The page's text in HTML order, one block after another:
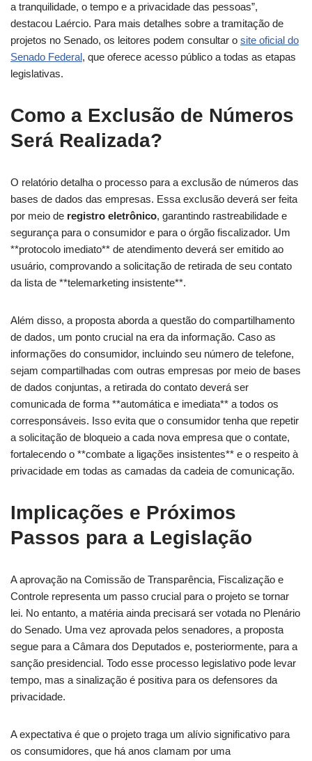
a tranquilidade, o tempo e a privacidade das pessoas”,
destacou Laércio. Para mais detalhes sobre a tramitação de
projetos no Senado, os leitores podem consultar o site oficial do
Senado Federal, que oferece acesso público a todas as etapas
legislativas.
Como a Exclusão de Números
Será Realizada?
O relatório detalha o processo para a exclusão de números das
bases de dados das empresas. Essa exclusão deverá ser feita
por meio de registro eletrônico, garantindo rastreabilidade e
segurança para o consumidor e para o órgão fiscalizador. Um
**protocolo imediato** de atendimento deverá ser emitido ao
usuário, comprovando a solicitação de retirada de seu contato
da lista de **telemarketing insistente**.
Além disso, a proposta aborda a questão do compartilhamento
de dados, um ponto crucial na era da informação. Caso as
informações do consumidor, incluindo seu número de telefone,
sejam compartilhadas com outras empresas por meio de bases
de dados conjuntas, a retirada do contato deverá ser
comunicada de forma **automática e imediata** a todos os
corresponsáveis. Isso evita que o consumidor tenha que repetir
a solicitação de bloqueio a cada nova empresa que o contate,
fortalecendo o **combate a ligações insistentes** e o respeito à
privacidade em todas as camadas da cadeia de comunicação.
Implicações e Próximos
Passos para a Legislação
A aprovação na Comissão de Transparência, Fiscalização e
Controle representa um passo crucial para o projeto se tornar
lei. No entanto, a matéria ainda precisará ser votada no Plenário
do Senado. Uma vez aprovada pelos senadores, a proposta
segue para a Câmara dos Deputados e, posteriormente, para a
sanção presidencial. Todo esse processo legislativo pode levar
tempo, mas a sinalização é positiva para os defensores da
privacidade.
A expectativa é que o projeto traga um alívio significativo para
os consumidores, que há anos clamam por uma